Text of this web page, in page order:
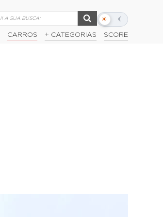
☀ ☾
Alternar
escuro
CARROS + CATEGORIAS SCORE